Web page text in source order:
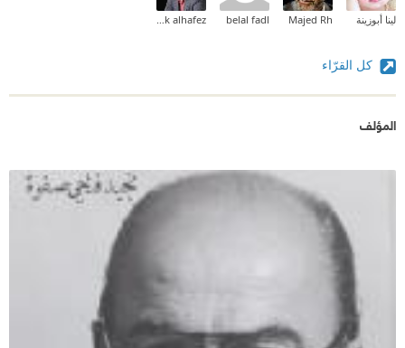
لينا أبوزينة Majed Rh
belal fadl
كل القرّاء
المؤلف